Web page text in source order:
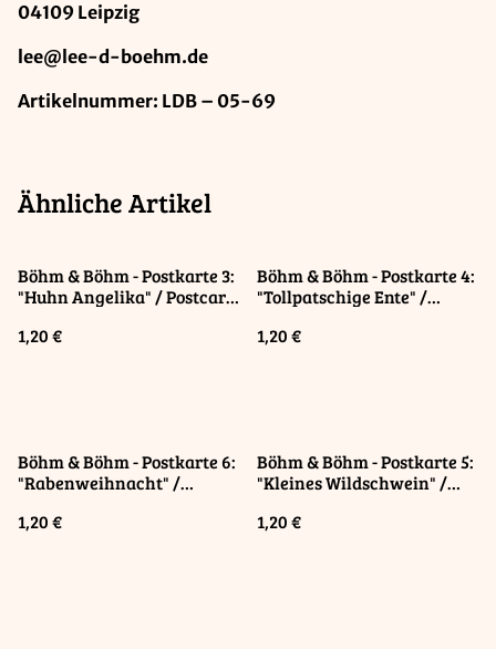
04109 Leipzig
lee@lee-d-boehm.de
Artikelnummer: LDB – 05-69
Ähnliche Artikel
Böhm & Böhm - Postkarte 3:
"Huhn Angelika" / Postcard
1,20 €
Böhm & Böhm - Postkarte 4:
"Tollpatschige Ente" /
1,20 €
Böhm & Böhm - Postkarte 6:
"Rabenweihnacht" /
Christmas"
1,20 €
Böhm & Böhm - Postkarte 5:
"Kleines Wildschwein" /
1,20 €